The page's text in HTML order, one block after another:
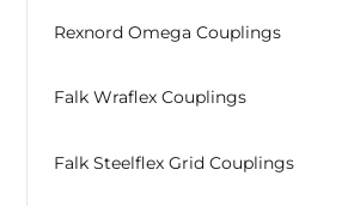
Rexnord Omega Couplings
Falk Wraflex Couplings
Falk Steelflex Grid Couplings